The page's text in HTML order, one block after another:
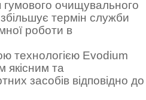
гумового очищувального
термін служби
роботи в
технологією Evodium
якісним та
засобів відповідно до